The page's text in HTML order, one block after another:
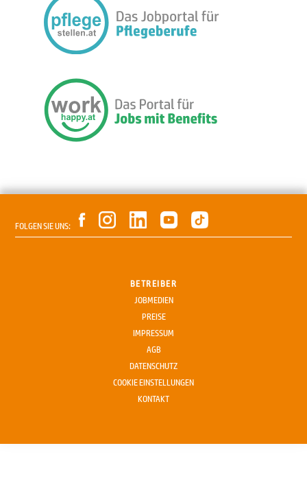
FOLGEN SIE UNS:
BETREIBER
JOBMEDIEN
PREISE
IMPRESSUM
AGB
DATENSCHUTZ
COOKIE EINSTELLUNGEN
KONTAKT